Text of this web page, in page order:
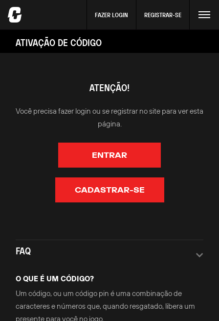
FAZER LOGIN REGISTRAR-SE
ATIVAÇÃO DE CÓDIGO
ATENÇÃO!
Você precisa fazer login ou se registrar no site para ver esta
página.
ENTRAR
CADASTRAR-SE
FAQ
O QUE É UM CÓDIGO?
Um código, ou um código pin é uma combinação de
caracteres e números que, quando resgatado, libera um
presente para você no jogo.